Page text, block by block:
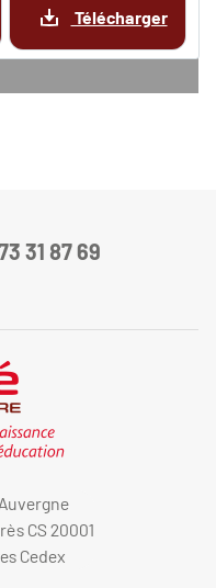
Télécharger
31 87 69
CS 20001
Cedex